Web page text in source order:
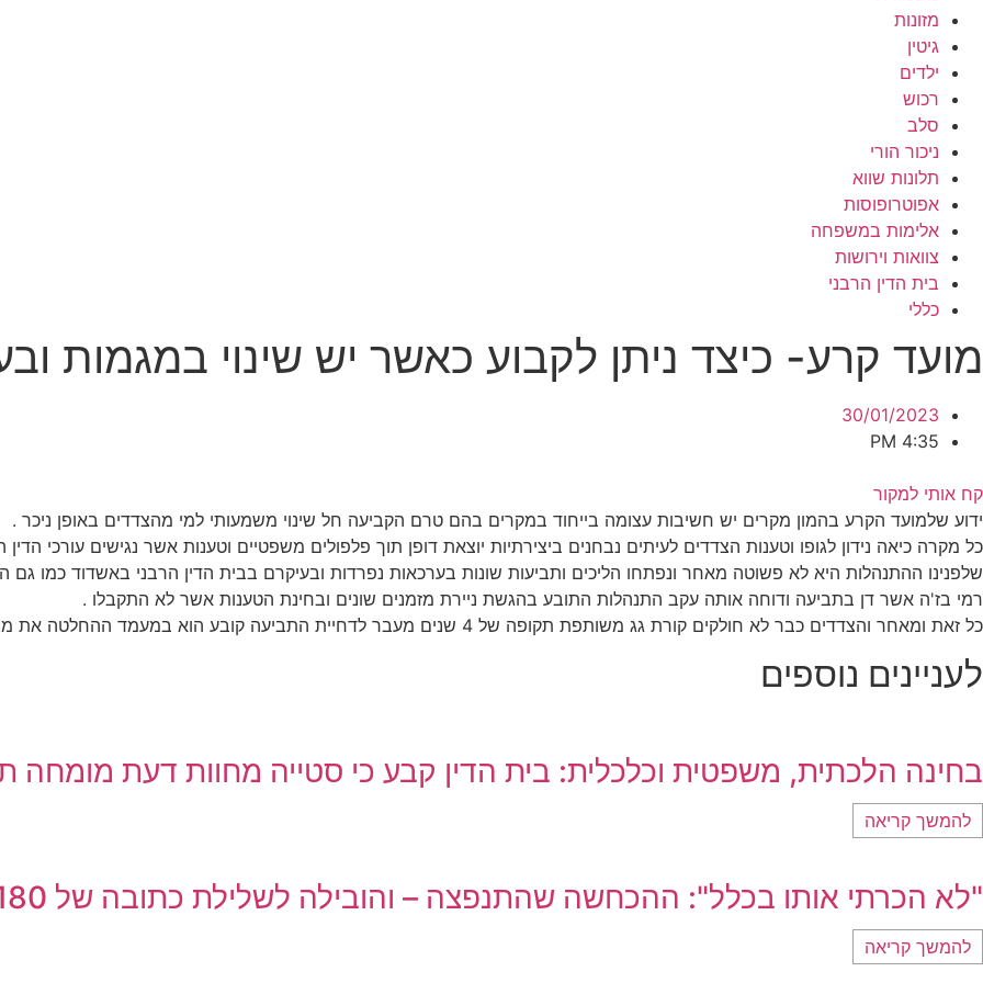
מזונות
גיטין
ילדים
רכוש
סלב
ניכור הורי
תלונות שווא
אפוטרופוסות
אלימות במשפחה
צוואות וירושות
בית הדין הרבני
כללי
מועד קרע- כיצד ניתן לקבוע כאשר יש שינוי במגמות
30/01/2023
4:35 PM
קח אותי למקור
ידוע שלמועד הקרע בהמון מקרים יש חשיבות עצומה בייחוד במקרים בהם טרם הקביעה חל שינוי משמעותי למי מהצדדים באופן ניכר .
כל מקרה כיאה נידון לגופו וטענות הצדדים לעיתים נבחנים ביצירתיות יוצאת דופן תוך פלפולים משפטיים וטענות אשר נגישים עורכי
שלפנינו ההתנהלות היא לא פשוטה מאחר ונפתחו הליכים ותביעות שונות בערכאות נפרדות ובעיקרם בבית הדין הרבני באשדוד כמו
רמי בז'ה אשר דן בתביעה ודוחה אותה עקב התנהלות התובע בהגשת ניירת מזמנים שונים ובחינת הטענות אשר לא התקבלו .
כל זאת ומאחר והצדדים כבר לא חולקים קורת גג משותפת תקופה של 4 שנים מעבר לדחיית התביעה קובע הוא במעמד ההחלטה את מועד הקרע ומטיל על התובע 1500 ₪ הוצאות
לעניינים נוספים
בחינה הלכתית, משפטית וכלכלית: בית הדין קבע כי סטייה מחוות דעת מומחה
להמשך קריאה
"לא הכרתי אותו בכלל": ההכחשה שהתנפצה – והובילה לשלילת כתובה של 180 אלף שקל
להמשך קריאה